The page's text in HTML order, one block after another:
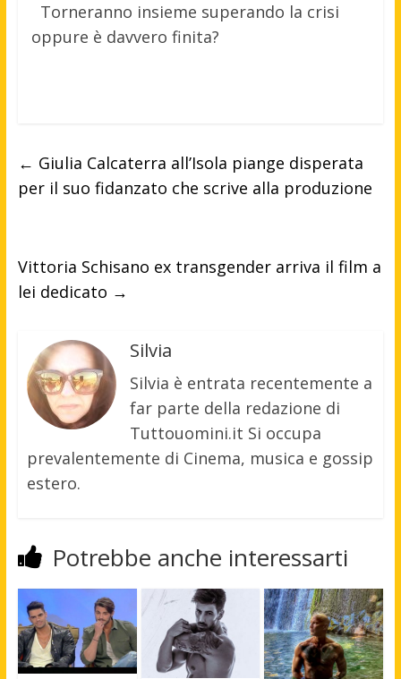
Torneranno insieme superando la crisi
oppure è davvero finita?
← Giulia Calcaterra all’Isola piange disperata
per il suo fidanzato che scrive alla produzione
Vittoria Schisano ex transgender arriva il film a
lei dedicato →
Silvia
Silvia è entrata recentemente a
far parte della redazione di
Tuttouomini.it Si occupa
prevalentemente di Cinema, musica e gossip
estero.
Potrebbe anche interessarti